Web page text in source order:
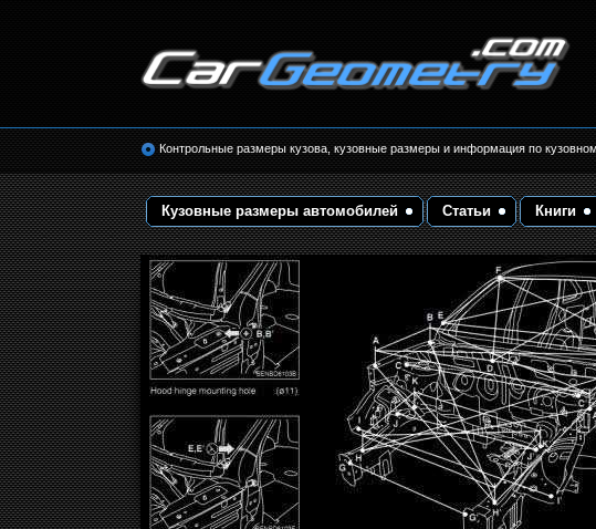
кузовные размеры. Геометрия кузова
Контрольные размеры кузова, кузовные размеры и информация по
Кузовные размеры автомобилей Статьи Книги